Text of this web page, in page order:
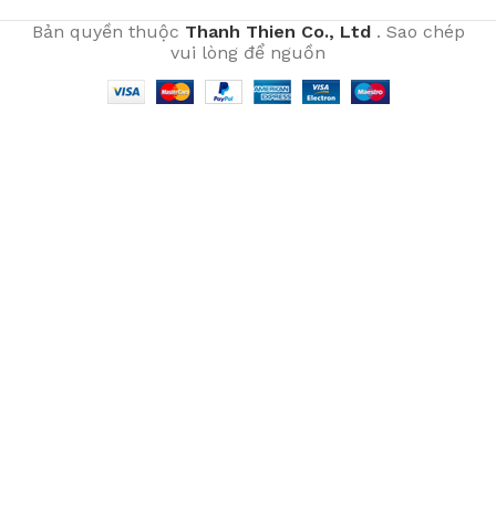
Bản quyền thuộc Thanh Thien Co., Ltd. Sao chép
vui lòng để nguồn